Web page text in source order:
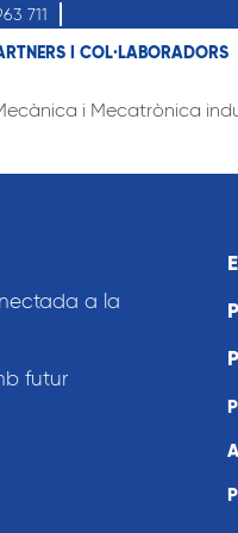
711
I COL·LABORADORS
i Mecatrònica
a la
futur